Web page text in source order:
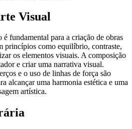
Visual
fundamental para a criação de obras
princípios como equilíbrio, contraste,
os elementos visuais. A composição
e criar uma narrativa visual.
e o uso de linhas de força são
alcançar uma harmonia estética e uma
artística.